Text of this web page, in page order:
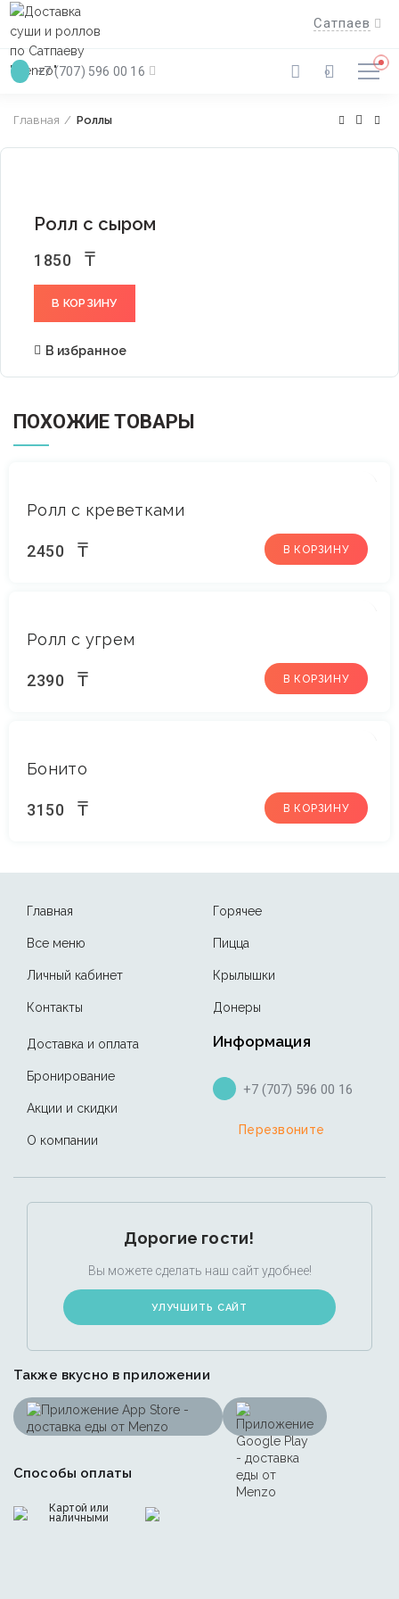
Сатпаев
+7 (707) 596 00 16 0
Главная Роллы
Ролл с сыром
1850 ₸
В КОРЗИНУ
В избранное
ПОХОЖИЕ ТОВАРЫ
Ролл с креветками
2450 ₸ В КОРЗИНУ
Ролл с угрем
2390 ₸ В КОРЗИНУ
Бонито
3150 ₸ В КОРЗИНУ
Главная
Все меню
Личный кабинет
Контакты
Горячее
Пицца
Крылышки
Донеры
Доставка и оплата
Бронирование
Акции и скидки
О компании
Информация
+7 (707) 596 00 16
Перезвоните
Дорогие гости!
Вы можете сделать наш сайт удобнее!
УЛУЧШИТЬ САЙТ
Также вкусно в приложении
Способы оплаты
Картой или
наличными